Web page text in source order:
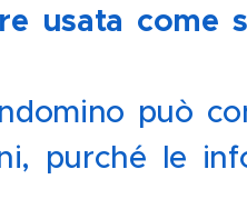
usata come
può
purché le